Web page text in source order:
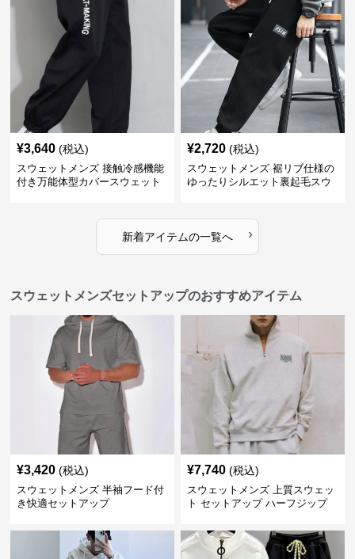
¥3,640 (税込)
スウェットメンズ 接触冷感機能
付き万能体型カバースウェット
¥2,720 (税込)
スウェットメンズ 裾リブ仕様の
ゆったりシルエット裏起毛スウ
新着アイテムの一覧へ ›
スウェットメンズセットアップのおすすめアイテム
¥3,420 (税込)
スウェットメンズ 半袖フード付
き快適セットアップ
¥7,740 (税込)
スウェットメンズ 上質スウェッ
ト セットアップ ハーフジップ